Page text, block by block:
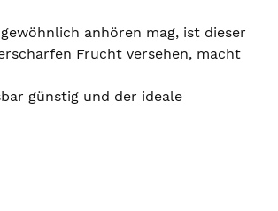
anhören mag, ist dieser
Frucht versehen, macht
günstig und der ideale